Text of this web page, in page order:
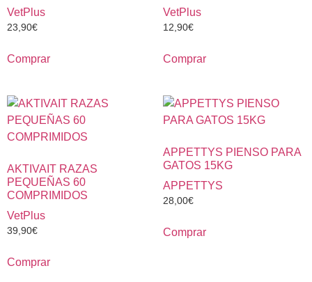
VetPlus
23,90€
Comprar
VetPlus
12,90€
Comprar
AKTIVAIT RAZAS
PEQUEÑAS 60
COMPRIMIDOS
VetPlus
39,90€
Comprar
APPETTYS PIENSO PARA
GATOS 15KG
APPETTYS
28,00€
Comprar